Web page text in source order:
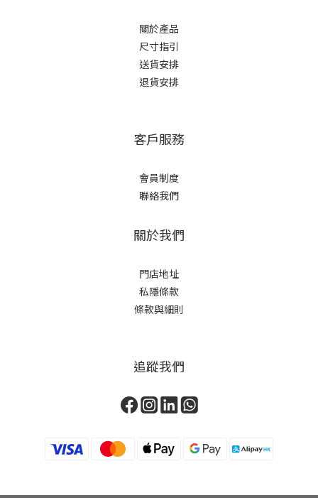
關於產品
尺寸指引
送貨安排
退貨安排
客戶服務
會員制度
聯絡我們
關於我們
門店地址
私隱條款
條款與細則
追蹤我們